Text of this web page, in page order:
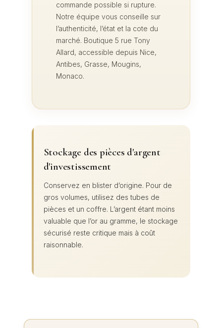
commande possible si rupture.
Notre équipe vous conseille sur
l’authenticité, l’état et la cote du
marché. Boutique 5 rue Tony
Allard, accessible depuis Nice,
Antibes, Grasse, Mougins,
Monaco.
Stockage des pièces d'argent
d'investissement
Conservez en blister d’origine. Pour de
gros volumes, utilisez des tubes de
pièces et un coffre. L’argent étant moins
valuable que l’or au gramme, le stockage
sécurisé reste critique mais à coût
raisonnable.